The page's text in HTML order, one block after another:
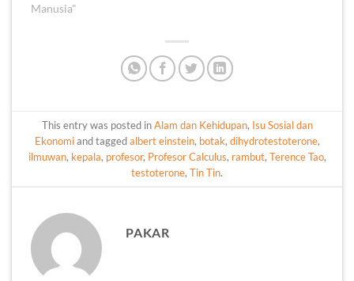
Manusia"
This entry was posted inAlam dan Kehidupan, Isu Sosial dan
Ekonomiand taggedalbert einstein, botak, dihydrotestoterone,
ilmuwan, kepala, profesor, Profesor Calculus, rambut, Terence Tao,
testoterone, Tin Tin.
PAKAR